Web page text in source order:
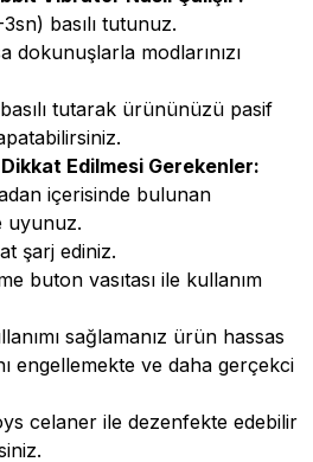
basılı tutunuz.
dokunuşlarla modlarınızı
tutarak ürününüzü pasif
Edilmesi Gerekenler:
içerisinde bulunan
uyunuz.
şarj ediniz.
buton vasıtası ile kullanım
sağlamanız ürün hassas
engellemekte ve daha gerçekci
celaner ile dezenfekte edebilir